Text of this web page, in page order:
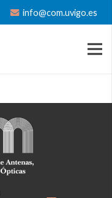
info@com.uvigo.es